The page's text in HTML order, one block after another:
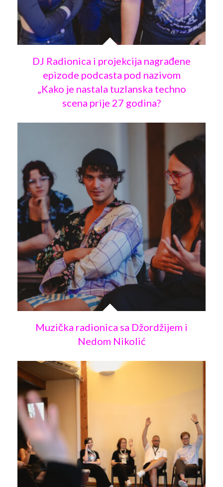
Video 2011
Video 2012
Video 2013
Video 2014
Video 2018
Galerija 2010
Galerija 2011
Galerija 2012
Galerija 2013
Galerija 2017
Galerija 2018
Galerija 2019
Galerija 2022
Galerija 2023
Galerija 2024
Arhiva
Kontakt
DJ Radionica i projekcija nagrađene
epizode podcasta pod nazivom
„Kako je nastala tuzlanska techno
scena prije 27 godina?
Muzička radionica sa Džordžijem i
Nedom Nikolić